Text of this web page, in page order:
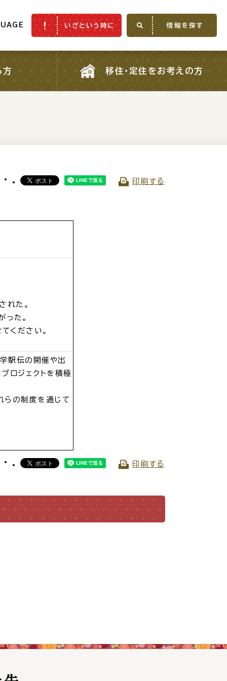
いざという時に 情報を探す
いざという時に 情報を探す
ケガ
イクル
方 移住・定住をお考えの方
印刷する
れた。
た。
ください。
駅伝の開催や出
ロジェクトを積極
らの制度を通じて
印刷する